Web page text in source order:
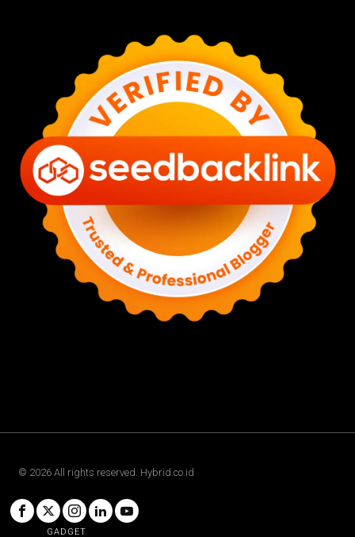
© 2026 All rights reserved. Hybrid.co.id
GADGET